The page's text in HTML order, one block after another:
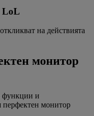
на действията
монитор
функции и
перфектен монитор